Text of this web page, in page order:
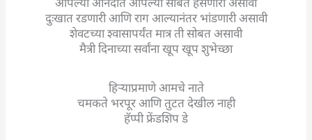
दुःखात रडणारी आणि राग आल्यानंतर भांडणारी असावी
शेवटच्या श्वासापर्यंत मात्र ती सोबत असावी
मैत्री दिनाच्या सर्वांना खूप खूप शुभेच्छा
हिऱ्याप्रमाणे आमचे नाते
चमकते भरपूर आणि तुटत देखील नाही
हॅप्पी फ्रेंडशिप डे